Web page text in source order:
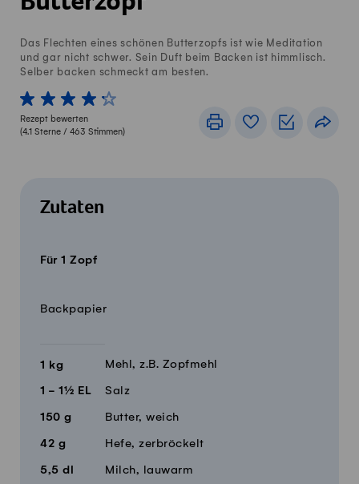
Das Flechten eines schönen Butterzopfs ist wie Meditation
und gar nicht schwer. Sein Duft beim Backen ist himmlisch.
Selber backen schmeckt am besten.
1 von 5 Sterne
2 von 5 Sterne
3 von 5 Sterne
4 von 5 Sterne
5 von 5 Sterne
Rezept bewerten
(4.1 Sterne / 463 Stimmen)
DruckenRezeptbuch
Zutaten
Für 1 Zopf
MengeZutaten
Backpapier
1 kg Mehl, z.B. Zopfmehl
1 - 1½ EL Salz
150 g Butter, weich
42 g Hefe, zerbröckelt
5,5 dl Milch, lauwarm